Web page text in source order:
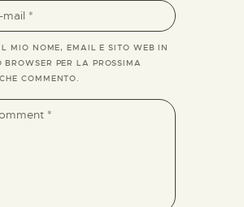
MIO NOME, EMAIL E SITO WEB IN
BROWSER PER LA PROSSIMA
COMMENTO.